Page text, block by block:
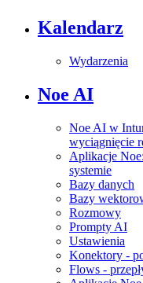
Kalendarz
Wydarzenia
Noe AI
Noe AI w
wyciągnięcie
Aplikacje
systemie
Bazy danych
Bazy
Rozmowy
Prompty AI
Ustawienia
Konektory -
Flows -